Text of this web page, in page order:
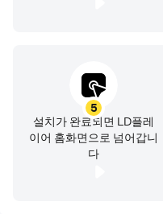
복잡한 장면에서 수없이
잊을 수 없는 미스터리한
아름답게 손으로 그린 광
다가올 더 많은 어드벤처
5
설치가 완료되면 LD플레
이어 홈화면으로 넘어갑니
다